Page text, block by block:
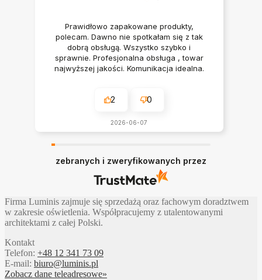
Prawidłowo zapakowane produkty,
polecam. Dawno nie spotkałam się z tak
dobrą obsługą. Wszystko szybko i
sprawnie. Profesjonalna obsługa , towar
najwyższej jakości. Komunikacja idealna.
2 0
2026-06-07
zebranych i zweryfikowanych przez
Firma Luminis zajmuje się sprzedażą oraz fachowym doradztwem
w zakresie oświetlenia. Współpracujemy z utalentowanymi
architektami z całej Polski.
Kontakt
Telefon: +48 12 341 73 09
E-mail: biuro@luminis.pl
Zobacz dane teleadresowe»